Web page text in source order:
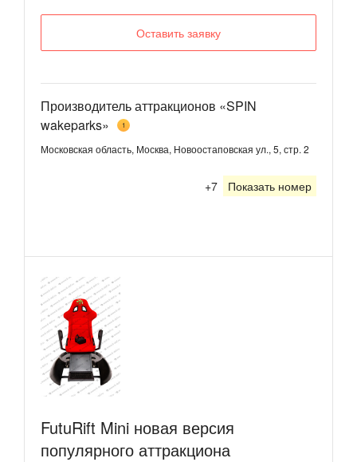
Оставить заявку
Производитель аттракционов «SPIN
wakeparks»
1
Московская область, Москва, Новоостаповская ул., 5, стр. 2
+7 Показать номер
FutuRift Mini новая версия
популярного аттракциона